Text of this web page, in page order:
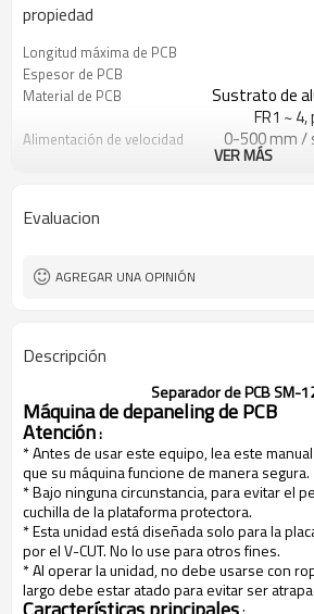
propiedad
Longitud máxima de PCB
Espesor de PCB
Material de PCB
Sustrato de
FR1 ~
Alimentación de velocidad
0-500 mm /
VER MÁS
Evaluacion
AGREGAR UNA OPINIÓN
Descripción
Separador de PCB SM-
Máquina de depaneling de PCB
Atención:
* Antes de usar este equipo, lea este
que su máquina funcione de manera segura.
* Bajo ninguna circunstancia, para evitar el
cuchilla de la plataforma protectora.
* Esta unidad está diseñada solo para la
por el V-CUT. No lo use para otros fines.
* Al operar la unidad, no debe usarse con
largo debe estar atado para evitar ser